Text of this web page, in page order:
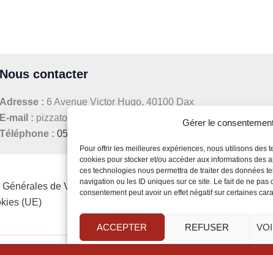
Gérer le
Pour offrir les meilleures expériences, nous utilisons des
cookies pour stocker et/ou accéder aux informations des
ces technologies nous permettra de traiter des données
navigation ou les ID uniques sur ce site. Le fait de ne pas
consentement peut avoir un effet négatif sur certaines
ACCEPTER REFUSER
Nous contacter
Adresse : 6 Avenue Victor Hugo, 40100 Dax
E-mail : pizzatoto40@gmail.com
Téléphone : 05.58.90.82.71
de Vente
(UE)